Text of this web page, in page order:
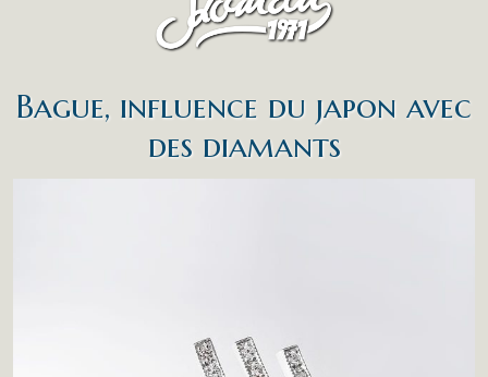
Bague, influence du japon avec
des diamants